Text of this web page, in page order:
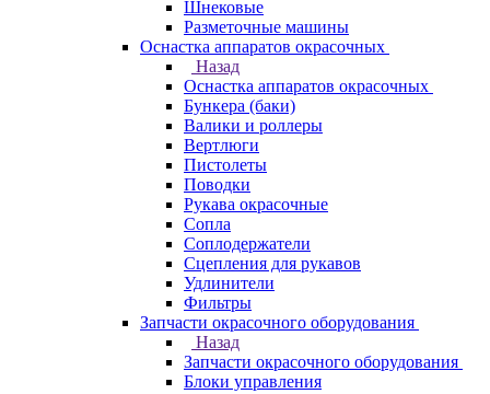
Шнековые
Разметочные машины
Оснастка аппаратов окрасочных
Назад
Оснастка аппаратов окрасочных
Бункера (баки)
Валики и роллеры
Вертлюги
Пистолеты
Поводки
Рукава окрасочные
Сопла
Соплодержатели
Сцепления для рукавов
Удлинители
Фильтры
Запчасти окрасочного оборудования
Назад
Запчасти окрасочного оборудования
Блоки управления